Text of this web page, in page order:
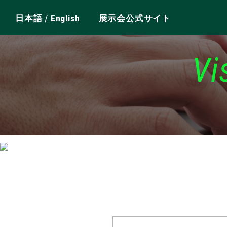
日本語/ English 展示会公式サイト